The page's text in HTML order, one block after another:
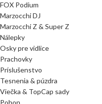
FOX Podium
Marzocchi DJ
Marzocchi Z & Super Z
Nálepky
Osky pre vidlice
Prachovky
Príslušenstvo
Tesnenia & púzdra
Viečka & TopCap sady
Pohon